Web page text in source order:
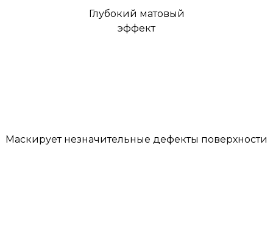
Глубокий матовый
эффект
Маскирует незначительные дефекты поверхности